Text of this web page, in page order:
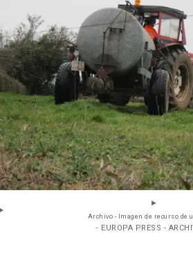
Archivo - Imagen de recurso de
- EUROPA PRESS -